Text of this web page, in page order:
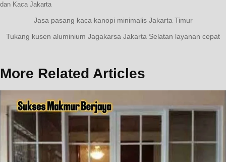
dan Kaca Jakarta
Navigasi
pos
Previous
Jasa pasang kaca kanopi minimalis Jakarta Timur
Next
Tukang kusen aluminium Jagakarsa Jakarta Selatan layanan cepat
More Related Articles